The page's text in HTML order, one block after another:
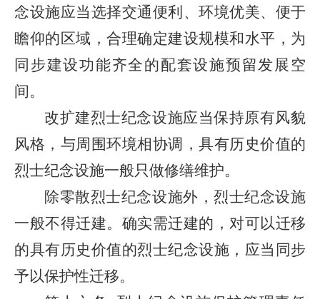
念设施应当选择交通便利、环境优美、便于
瞻仰的区域，合理确定建设规模和水平，为
同步建设功能齐全的配套设施预留发展空
间。
改扩建烈士纪念设施应当保持原有风貌
风格，与周围环境相协调，具有历史价值的
烈士纪念设施一般只做修缮维护。
除零散烈士纪念设施外，烈士纪念设施
一般不得迁建。确实需迁建的，对可以迁移
的具有历史价值的烈士纪念设施，应当同步
予以保护性迁移。